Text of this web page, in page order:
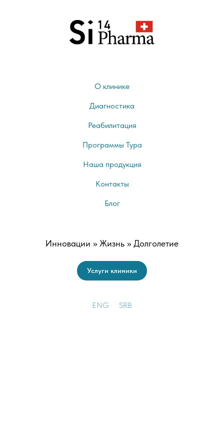
О клинике
Диагностика
Реабилитация
Программы Тура
Наша продукция
Контакты
Блог
Инновации >> Жизнь >> Долголетие
Услуги клиники
ENG SRB